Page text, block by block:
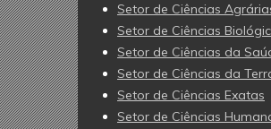
Setor de Ciências
Setor de Ciências
Setor de Ciências da
Setor de Ciências da
Setor de Ciências Exatas
Setor de Ciências